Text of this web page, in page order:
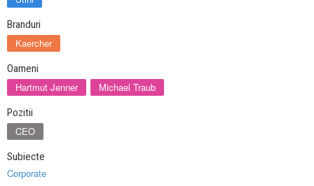
Branduri
Kaercher
Oameni
Hartmut Jenner Michael Traub
Pozitii
CEO
Subiecte
Corporate